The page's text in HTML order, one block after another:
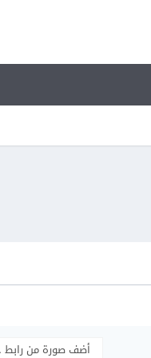
أضف صورة من رابط